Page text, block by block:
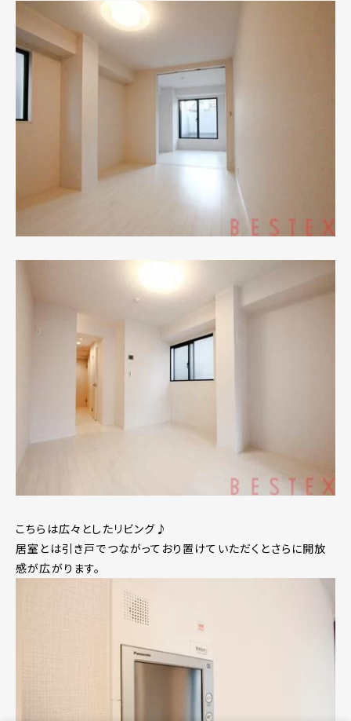
こちらは広々としたリビング♪
居室とは引き戸でつながっており置けていただくとさらに開放
感が広がります。